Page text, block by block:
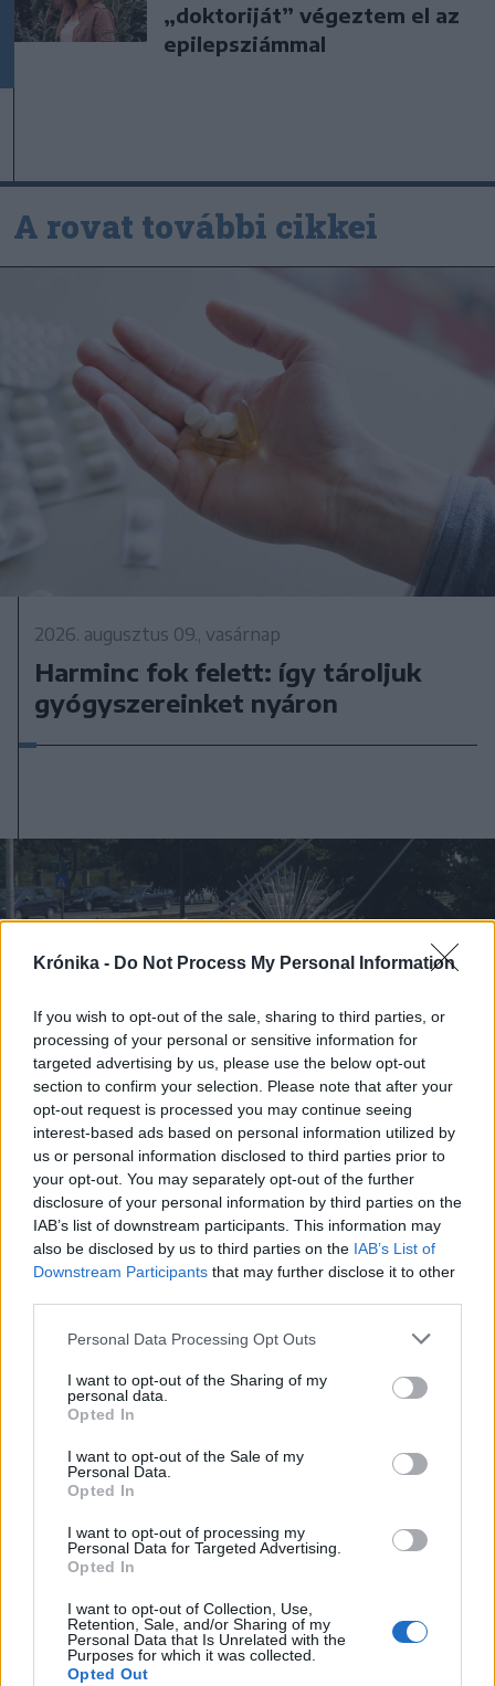
Krónika - Do Not Process My Personal Information
If you wish to opt-out of the sale, sharing to third parties, or
processing of your personal or sensitive information for
targeted advertising by us, please use the below opt-out
section to confirm your selection. Please note that after your
opt-out request is processed you may continue seeing
interest-based ads based on personal information utilized by
us or personal information disclosed to third parties prior to
your opt-out. You may separately opt-out of the further
disclosure of your personal information by third parties on the
IAB’s list of downstream participants. This information may
also be disclosed by us to third parties on the IAB’s List of
Downstream Participants that may further disclose it to other
Personal Data Processing Opt Outs
I want to opt-out of the Sharing of my
personal data.
Opted In
I want to opt-out of the Sale of my
Personal Data.
Opted In
I want to opt-out of processing my
Personal Data for Targeted Advertising.
Opted In
I want to opt-out of Collection, Use,
Retention, Sale, and/or Sharing of my
Personal Data that Is Unrelated with the
Purposes for which it was collected.
Opted Out
„doktoriját” végeztem el az
epilepsziámmal
A rovat további cikkei
2026. augusztus 09., vasárnap
Harminc fok felett: így tároljuk
gyógyszereinket nyáron
2026. augusztus 09., vasárnap
Kitart a hőség, még néhány napig